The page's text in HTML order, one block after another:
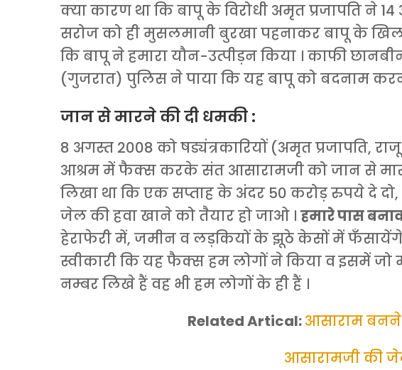
क्या कारण था कि बापू के विरोधी अमृत प्रजापति ने
सरोज को ही मुसलमानी बुरखा पहनाकर बापू के
कि बापू ने हमारा यौन-उत्पीड़न किया । काफी
(गुजरात) पुलिस ने पाया कि यह बापू को बदनाम करने
जान से मारने की दी धमकी :
8 अगस्त 2008 को षड्यंत्रकारियों (अमृत प्रजापति,
आश्रम में फैक्स करके संत आसारामजी को जान से
लिखा था कि एक सप्ताह के अंदर 50 करोड़ रुपये दे दो,
जेल की हवा खाने को तैयार हो जाओ । हमारे पास
हेराफेरी में, जमीन व लड़कियों के झूठे केसों में फँसायेंगे
स्वीकारी कि यह फैक्स हम लोगों ने किया व इसमें
नम्बर लिखे हैं वह भी हम लोगों के ही हैं ।
Related Artical:आसाराम बनने
आसारामजी की